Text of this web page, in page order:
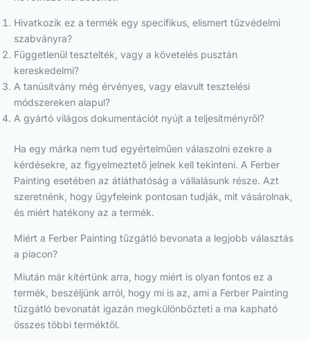
Hivatkozik ez a termék egy specifikus, elismert tűzvédelmi
szabványra?
Függetlenül tesztelték, vagy a követelés pusztán
kereskedelmi?
A tanúsítvány még érvényes, vagy elavult tesztelési
módszereken alapul?
A gyártó világos dokumentációt nyújt a teljesítményről?
Ha egy márka nem tud egyértelműen válaszolni ezekre a
kérdésekre, az figyelmeztető jelnek kell tekinteni. A Ferber
Painting esetében az átláthatóság a vállalásunk része. Azt
szeretnénk, hogy ügyfeleink pontosan tudják, mit vásárolnak,
és miért hatékony az a termék.
Miért a Ferber Painting tűzgátló bevonata a legjobb választás
a piacon?
Miután már kitértünk arra, hogy miért is olyan fontos ez a
termék, beszéljünk arról, hogy mi is az, ami a Ferber Painting
tűzgátló bevonatát igazán megkülönbözteti a ma kapható
összes többi terméktől.